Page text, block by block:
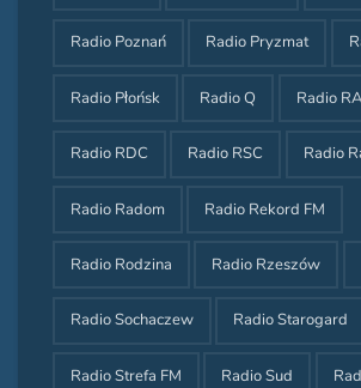
Radio Poznań Radio Pryzmat
Radio Płońsk Radio Q Radio
Radio RDC Radio RSC Radio
Radio Radom Radio Rekord FM
Radio Rodzina Radio Rzeszów
Radio Sochaczew Radio Starogard
Radio Strefa FM Radio Sud